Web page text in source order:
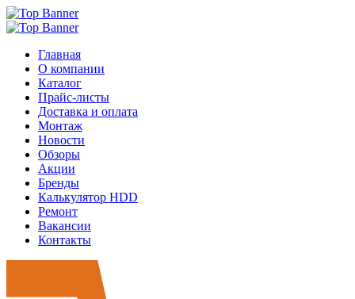
Главная
О компании
Каталог
Прайс-листы
Доставка и оплата
Монтаж
Новости
Обзоры
Акции
Бренды
Калькулятор HDD
Ремонт
Вакансии
Контакты